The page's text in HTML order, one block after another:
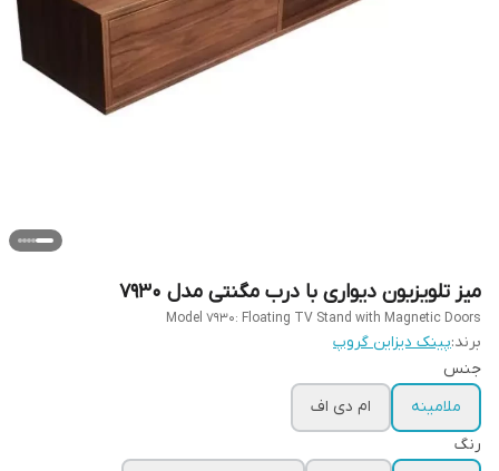
میز تلویزیون دیواری با درب مگنتی مدل ۷۹۳۰
Model 7930: Floating TV Stand with Magnetic Doors
برند:پینک دیزاین گروپ
جنس
ملامینه
ام دی اف
رنگ